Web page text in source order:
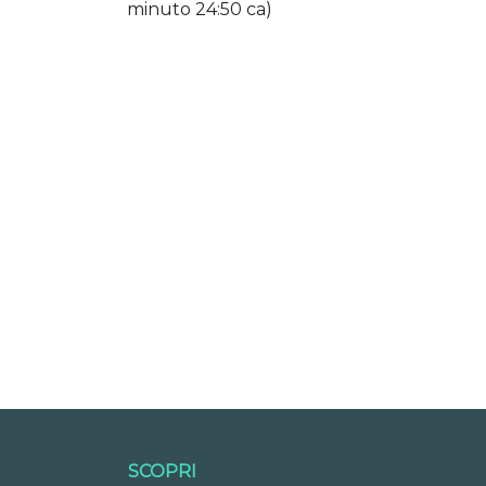
minuto 24:50 ca)
SCOPRI